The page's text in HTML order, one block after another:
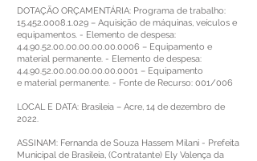
DOTAÇÃO ORÇAMENTÁRIA: Programa de trabalho:
15.452.0008.1.029 – Aquisição de máquinas, veículos e
equipamentos. - Elemento de despesa:
4.4.90.52.00.00.00.00.00.0006 – Equipamento e
material permanente. - Elemento de despesa:
4.4.90.52.00.00.00.00.00.0001 – Equipamento
e material permanente. - Fonte de Recurso: 001/006
LOCAL E DATA: Brasileia – Acre, 14 de dezembro de
2022.
ASSINAM: Fernanda de Souza Hassem Milani - Prefeita
Municipal de Brasileia, (Contratante) Ely Valença da